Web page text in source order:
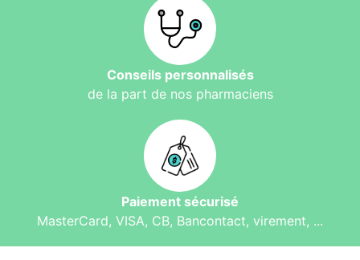
Conseils personnalisés
de la part de nos pharmaciens
Paiement sécurisé
MasterCard, VISA, CB, Bancontact, virement, ...